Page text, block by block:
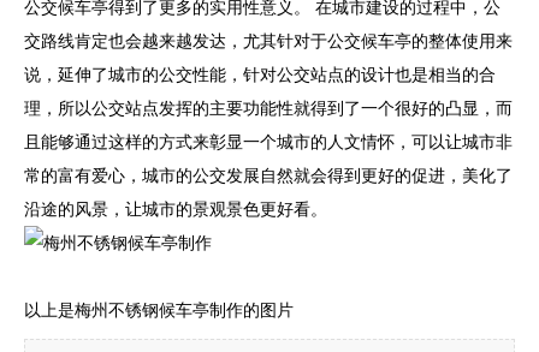
公交候车亭得到了更多的实用性意义。 在城市建设的过程中，公
交路线肯定也会越来越发达，尤其针对于公交候车亭的整体使用来
说，延伸了城市的公交性能，针对公交站点的设计也是相当的合
理，所以公交站点发挥的主要功能性就得到了一个很好的凸显，而
且能够通过这样的方式来彰显一个城市的人文情怀，可以让城市非
常的富有爱心，城市的公交发展自然就会得到更好的促进，美化了
沿途的风景，让城市的景观景色更好看。
以上是梅州不锈钢候车亭制作的图片